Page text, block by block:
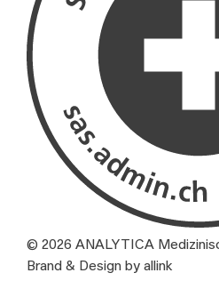
© 2026 ANALYTICA
Brand & Design by allink